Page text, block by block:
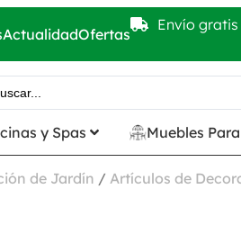
ActualidadOfertas
Envío
y Spas Muebles
de Jardín / Artículos de